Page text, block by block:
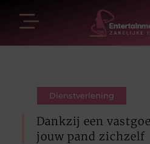
Dienstverlening
Dankzij een
jouw pand zichzelf